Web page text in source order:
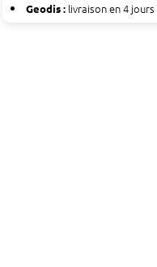
Geodis : livraison en 4